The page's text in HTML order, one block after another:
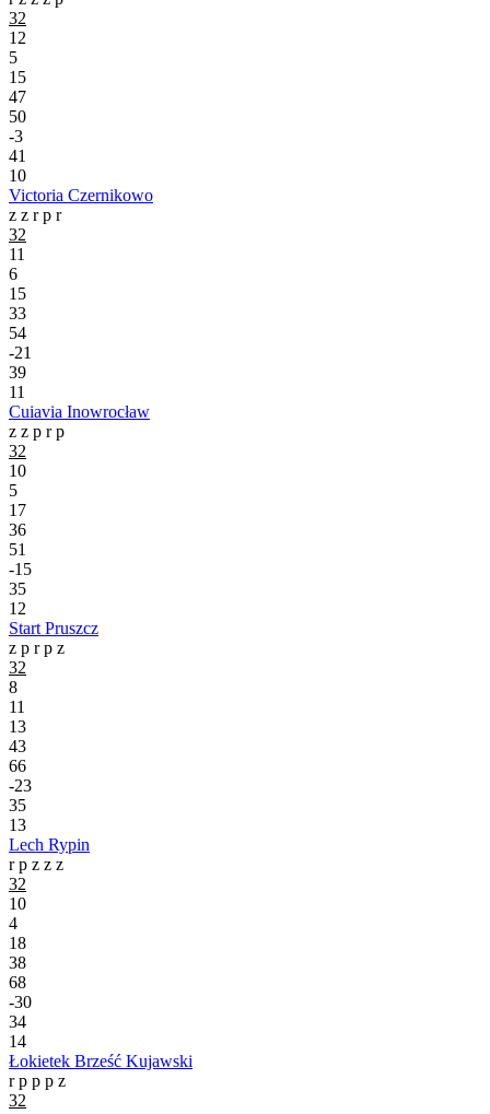
32
12
5
15
47
50
-3
41
10
Victoria Czernikowo
z z rp r
32
11
6
15
33
54
-21
39
11
Cuiavia Inowrocław
z z p rp
32
10
5
17
36
51
-15
35
12
Start Pruszcz
z p rp z
32
8
11
13
43
66
-23
35
13
Lech Rypin
rp z z z
32
10
4
18
38
68
-30
34
14
Łokietek Brześć Kujawski
rp p p z
32